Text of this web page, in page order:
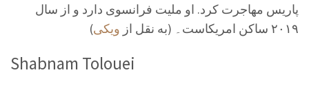
پاریس مهاجرت کرد. او ملیت فرانسوی دارد و از سال
۲۰۱۹ ساکن امریکاست۔ (به نقل از
ویکی)
Shabnam Tolouei